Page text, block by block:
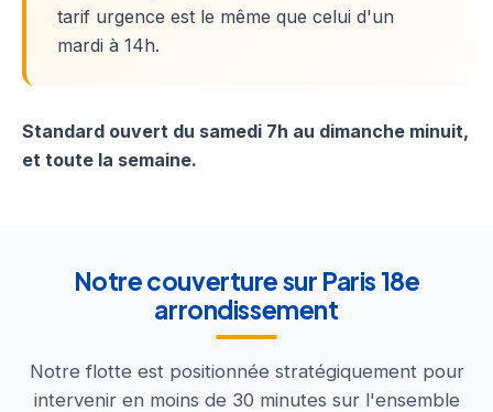
tarif urgence est le même que celui d'un
mardi à 14h.
Standard ouvert du samedi 7h au dimanche minuit,
et toute la semaine.
Notre couverture sur Paris 18e
arrondissement
Notre flotte est positionnée stratégiquement pour
intervenir en moins de 30 minutes sur l'ensemble